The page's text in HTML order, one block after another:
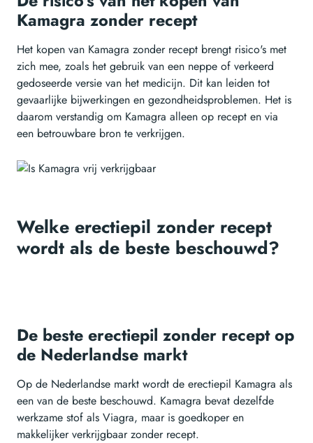
Kamagra zonder recept
Het kopen van Kamagra zonder recept brengt risico's met
zich mee, zoals het gebruik van een neppe of verkeerd
gedoseerde versie van het medicijn. Dit kan leiden tot
gevaarlijke bijwerkingen en gezondheidsproblemen. Het is
daarom verstandig om Kamagra alleen op recept en via
een betrouwbare bron te verkrijgen.
Welke erectiepil zonder recept
wordt als de beste beschouwd?
De beste erectiepil zonder recept op
de Nederlandse markt
Op de Nederlandse markt wordt de erectiepil Kamagra als
een van de beste beschouwd. Kamagra bevat dezelfde
werkzame stof als Viagra, maar is goedkoper en
makkelijker verkrijgbaar zonder recept.